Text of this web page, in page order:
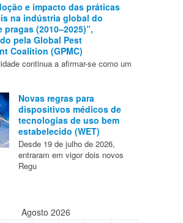
e impacto das práticas
na indústria global do
(2010–2025)”,
pela Global Pest
Coalition (GPMC)
continua a afirmar-se como um
Novas regras para
dispositivos médicos de
tecnologias de uso bem
estabelecido (WET)
Desde 19 de julho de 2026,
entraram em vigor dois novos
Regu
Agosto 2026